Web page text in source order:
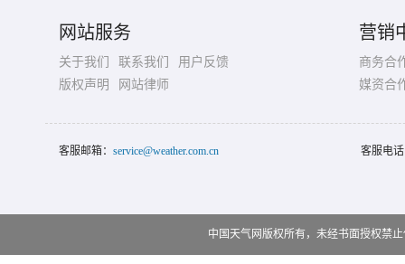
网站服务
关于我们 联系我们
用户反馈
版权声明
网站律师
营销
商务合
媒资合
客服邮箱： service@weather.com.cn 客服电
中国天气网版权所有，未经书面授权